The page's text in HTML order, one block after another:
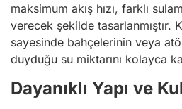
maksimum akış hızı, farklı
verecek şekilde tasarlanmıştır.
sayesinde bahçelerinin veya
duyduğu su miktarını kolayca
Dayanıklı Yapı ve